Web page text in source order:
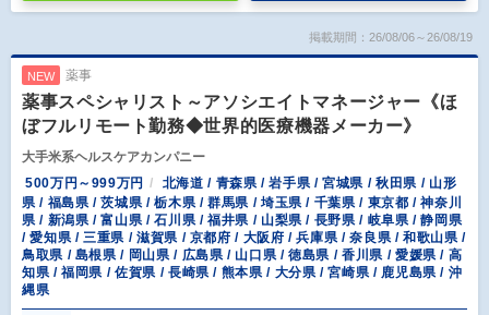
掲載期間：26/08/06～26/08/19
NEW 薬事
薬事スペシャリスト～アソシエイトマネージャー《ほ
ぼフルリモート勤務◆世界的医療機器メーカー》
大手米系ヘルスケアカンパニー
500万円～999万円
北海道 / 青森県 / 岩手県 / 宮城県 / 秋田県 / 山形
県 / 福島県 / 茨城県 / 栃木県 / 群馬県 / 埼玉県 / 千葉県 / 東京都 / 神奈川
県 / 新潟県 / 富山県 / 石川県 / 福井県 / 山梨県 / 長野県 / 岐阜県 / 静岡県
/ 愛知県 / 三重県 / 滋賀県 / 京都府 / 大阪府 / 兵庫県 / 奈良県 / 和歌山県 /
鳥取県 / 島根県 / 岡山県 / 広島県 / 山口県 / 徳島県 / 香川県 / 愛媛県 / 高
知県 / 福岡県 / 佐賀県 / 長崎県 / 熊本県 / 大分県 / 宮崎県 / 鹿児島県 / 沖
縄県